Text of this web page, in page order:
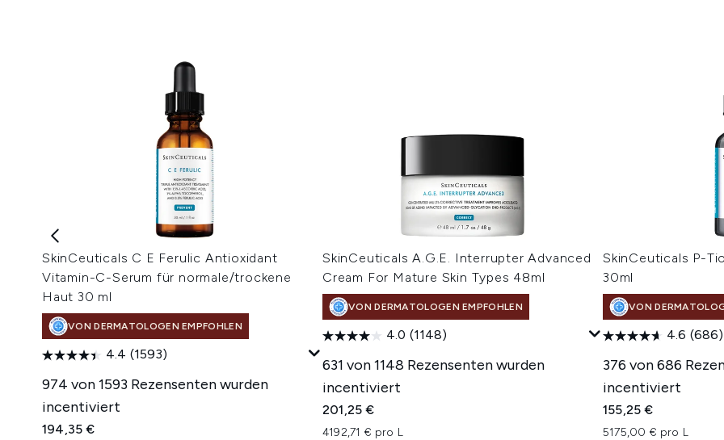
SkinCeuticals C E Ferulic Antioxidant
Vitamin-C-Serum für normale/trockene
Haut 30 ml
VON DERMATOLOGEN EMPFOHLEN
4.4 (1593)
974 von 1593 Rezensenten wurden
incentiviert
194,35 €
SkinCeuticals A.G.E. Interrupter Advanced
Cream For Mature Skin Types 48ml
VON DERMATOLOGEN EMPFOHLEN
4.0 (1148)
631 von 1148 Rezensenten wurden
incentiviert
201,25 €
4192,71 € pro L
SkinCeuticals P-
30ml
VON
4.6 (686)
376 von 686
incentiviert
155,25 €
5175,00 € pro L